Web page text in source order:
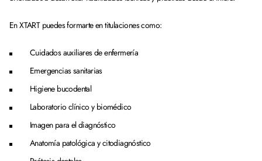
En XTART puedes formarte en titulaciones como:
Cuidados auxiliares de enfermería
Emergencias sanitarias
Higiene bucodental
Laboratorio clínico y biomédico
Imagen para el diagnóstico
Anatomía patológica y citodiagnóstico